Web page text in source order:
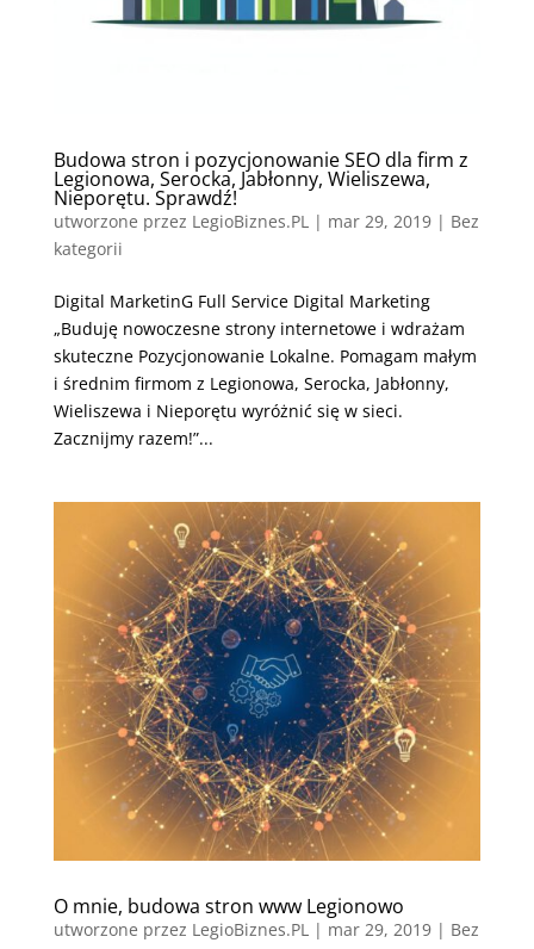
Budowa stron i pozycjonowanie SEO dla firm z
Legionowa, Serocka, Jabłonny, Wieliszewa,
Nieporętu. Sprawdź!
utworzone przez LegioBiznes.PL| mar 29, 2019| Bez
kategorii
Digital MarketinG Full Service Digital Marketing
„Buduję nowoczesne strony internetowe i wdrażam
skuteczne Pozycjonowanie Lokalne. Pomagam małym
i średnim firmom z Legionowa, Serocka, Jabłonny,
Wieliszewa i Nieporętu wyróżnić się w sieci.
Zacznijmy razem!”...
O mnie, budowa stron www Legionowo
utworzone przez LegioBiznes.PL | mar 29, 2019| Bez